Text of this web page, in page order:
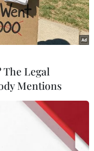
Biên đã được gắn biển
cấp từ 1/7. (Ảnh: Thành
The Legal
Mentions